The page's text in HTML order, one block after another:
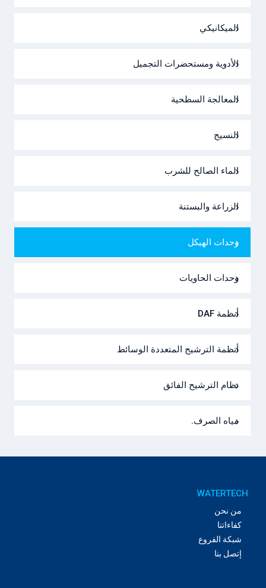
الميكانيكي
الأدوية ومستحضرات التجميل
المعالجة السطحية
النسيج
الماء الصالح للشرب
الزراعة والبستنة
وحدات الهيكل
وحدات الحاويات
أنظمة DAF
أنظمة الترشيح المتعددة الوسائط
نظام الترشيح الفائق
مياه الصرف.
WATERTECH
من نحن
كفاءاتنا
شبكة الفروع
إتصل بنا